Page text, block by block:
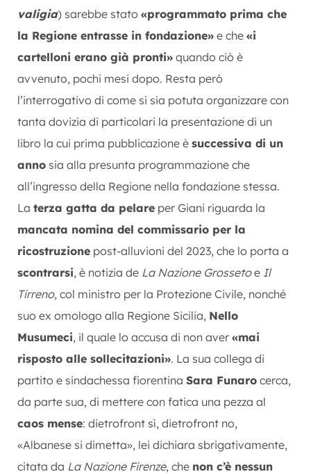
valigia) sarebbe stato «programmato prima che
la Regione entrasse in fondazione» e che «i
cartelloni erano già pronti» quando ciò è
avvenuto, pochi mesi dopo. Resta però
l’interrogativo di come si sia potuta organizzare con
tanta dovizia di particolari la presentazione di un
libro la cui prima pubblicazione è successiva di un
anno sia alla presunta programmazione che
all’ingresso della Regione nella fondazione stessa.
La terza gatta da pelare per Giani riguarda la
mancata nomina del commissario per la
ricostruzione post-alluvioni del 2023, che lo porta a
scontrarsi, è notizia de La Nazione Grossetoe Il
Tirreno, col ministro per la Protezione Civile, nonché
suo ex omologo alla Regione Sicilia, Nello
Musumeci, il quale lo accusa di non aver «mai
risposto alle sollecitazioni». La sua collega di
partito e sindachessa fiorentina Sara Funaro cerca,
da parte sua, di mettere con fatica una pezza al
caos mense: dietrofront sì, dietrofront no,
«Albanese si dimetta», lei dichiara sbrigativamente,
citata da La Nazione Firenze, che non c’è nessun